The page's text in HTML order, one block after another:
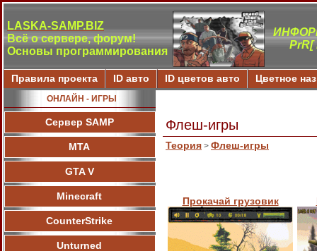
LASKA-SAMP.BIZ
Всё о сервере, форум!
Основы программирования
PrR[
Правила проекта ID авто ID цветов авто Цветное
ОНЛАЙН - ИГРЫ
Сервер SAMP
МТА
GTA V
Minecraft
CounterStrike
Unturned
Флеш-игры
Теория > Флеш-игры
Прокачай грузовик